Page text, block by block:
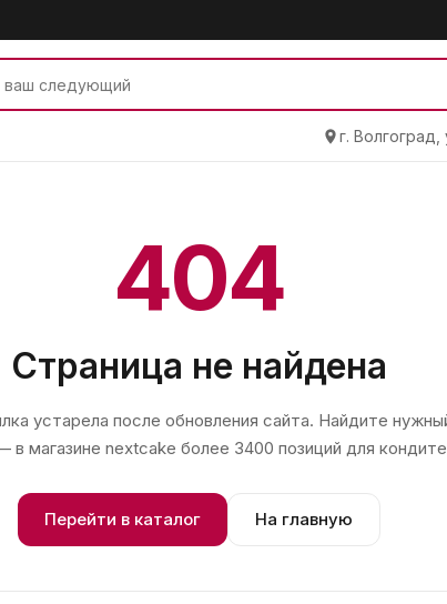
г.
404
Страница не найдена
устарела после обновления сайта. Найдите
в магазине nextcake более 3400 позиций для
Перейти в каталог На главную